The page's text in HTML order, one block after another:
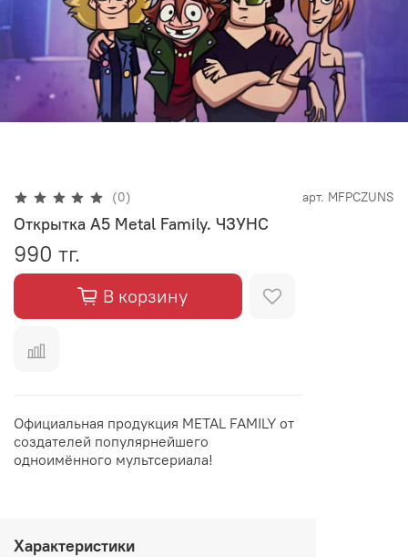
(0) арт. MFPCZUNS
Открытка А5 Metal Family. ЧЗУНС
990 тг.
В корзину
Официальная продукция METAL FAMILY от
создателей популярнейшего
одноимённого мультсериала!
Характеристики